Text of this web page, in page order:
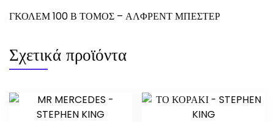
ΓΚΟΛΕΜ 100 Β ΤΟΜΟΣ – ΑΛΦΡΕΝΤ ΜΠΕΣΤΕΡ
Σχετικά προϊόντα